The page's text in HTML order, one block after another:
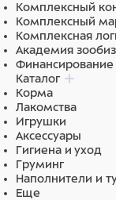
Препарат
детей.
Состав
Бимаксгард®
вещества:
мг и
Бимаксгард®
Комплексный
Комплексный
Комплексная
Академия
Финансирование
Каталог
Корма
Лакомства
Игрушки
Аксессуары
Гигиена и уход
Груминг
Наполнители и
Еще